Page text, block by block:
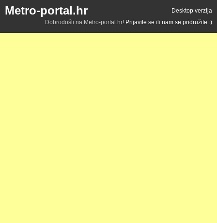
Metro-portal.hr
Desktop verzija
Dobrodošli na Metro-portal.hr! Prijavite se ili nam se pridružite :)